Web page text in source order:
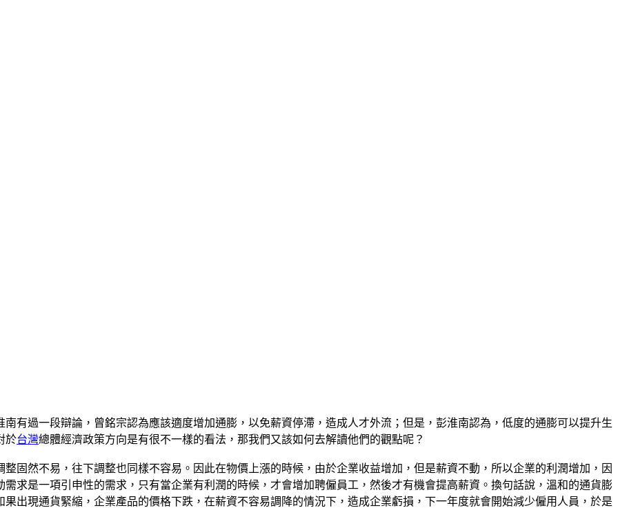
有過一段辯論，曾銘宗認為應該適度增加通膨，以免薪資停滯，造成人才外流；但是，彭淮南認為，低度的通膨可以提升生
於台灣總體經濟政策方向是有很不一樣的看法，那我們又該如何去解讀他們的觀點呢？
固然不易，往下調整也同樣不容易。因此在物價上漲的時候，由於企業收益增加，但是薪資不動，所以企業的利潤增加，因
求是一項引申性的需求，只有當企業有利潤的時候，才會增加聘僱員工，然後才有機會提高薪資。換句話說，溫和的通貨膨
出現通貨緊縮，企業產品的價格下跌，在薪資不容易調降的情況下，造成企業虧損，下一年度就會開始減少僱用人員，於是